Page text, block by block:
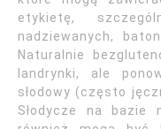
etykietę,
nadziewanych,
Naturalnie
landrynki, ale
słodowy (często
Słodycze na bazie